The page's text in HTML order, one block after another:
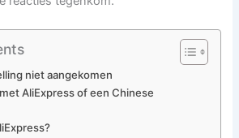
niet aangekomen
AliExpress of een Chinese